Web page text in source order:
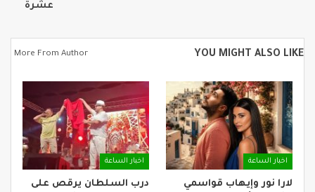
عشرة
YOU MIGHT ALSO LIKE
More From Author
اخبار الساعة
لارا نور وإيهاب قواسمي
اخبار الساعة
درب السلطان يرقص على